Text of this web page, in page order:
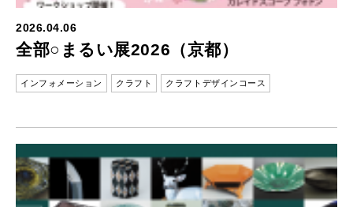
2026.04.06
全部○まるい展2026（京都）
インフォメーション クラフト クラフトデザインコース